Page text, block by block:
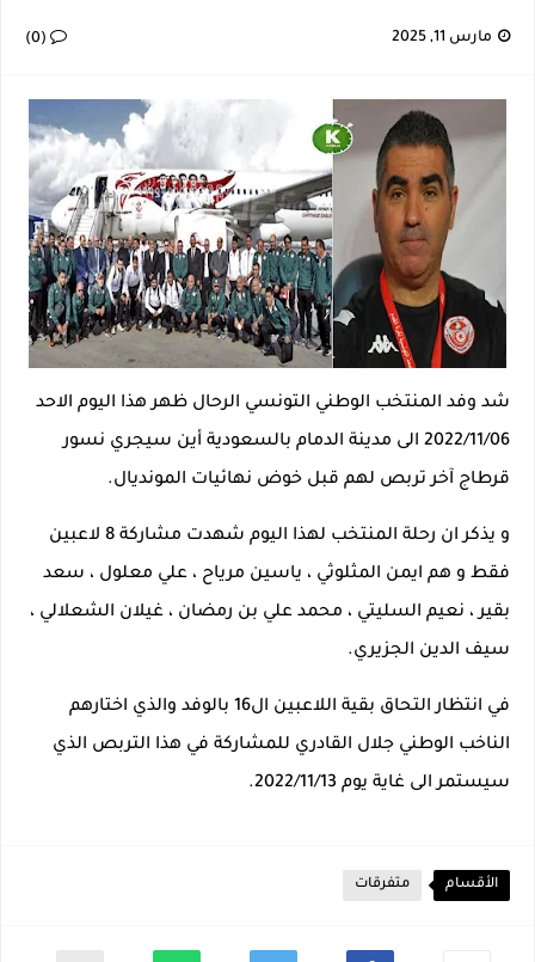
إصابة خطيرة لمحمد أمين بن عمر بعد اعتداء في سوسة والأمن يوقف أحد المعتدين
كأس إفريقيا U20: المغرب وتونس في مواجهة نارية لحسم التأهل.. توقيت المباراة والقناة الناقلة لها
الرابطة المحترفة الأولى: برنامج مباريات الجولة 29
مارس 11, 2025 (0)
شد وفد المنتخب الوطني التونسي الرحال ظهر هذا اليوم الاحد
2022/11/06 الى مدينة الدمام بالسعودية أين سيجري نسور
قرطاج آخر تربص لهم قبل خوض نهائيات المونديال.
و يذكر ان رحلة المنتخب لهذا اليوم شهدت مشاركة 8 لاعبين
فقط و هم ايمن المثلوثي ، ياسين مرياح ، علي معلول ، سعد
بقير ، نعيم السليتي ، محمد علي بن رمضان ، غيلان الشعلالي ،
سيف الدين الجزيري.
في انتظار التحاق بقية اللاعبين ال16 بالوفد والذي اختارهم
الناخب الوطني جلال القادري للمشاركة في هذا التربص الذي
سيستمر الى غاية يوم 2022/11/13.
الأقسام متفرقات